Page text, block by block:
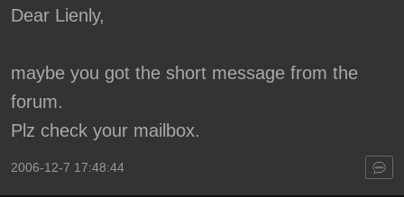
Dear Lienly,
maybe you got the short message from the
forum.
Plz check your mailbox.
2006-12-7 17:48:44